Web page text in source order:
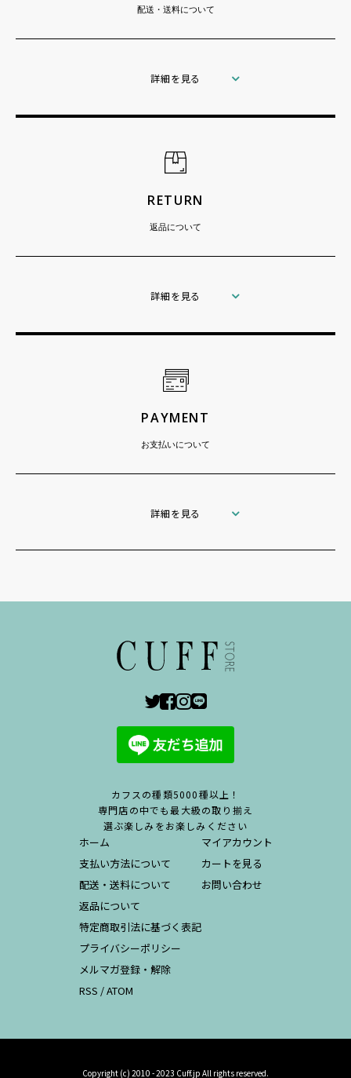
配送・送料について
詳細を見る
RETURN
返品について
詳細を見る
PAYMENT
お支払いについて
詳細を見る
カフスの種類5000種以上！
専門店の中でも最大級の取り揃え
選ぶ楽しみをお楽しみください
ホーム
支払い方法について
配送・送料について
返品について
特定商取引法に基づく表記
プライバシーポリシー
メルマガ登録・解除
RSS /ATOM
マイアカウント
カートを見る
お問い合わせ
Copyright (c) 2010 - 2023 Cuff.jp All rights reserved.